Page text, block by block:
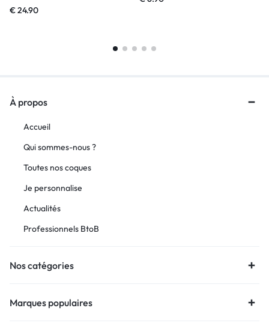
€24.90
À propos
Accueil
Qui sommes-nous ?
Toutes nos coques
Je personnalise
Actualités
Professionnels BtoB
Nos catégories
Marques populaires